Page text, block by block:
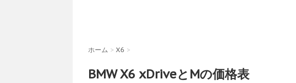
ホーム > X6 >
BMW X6 xDriveとMの価格表